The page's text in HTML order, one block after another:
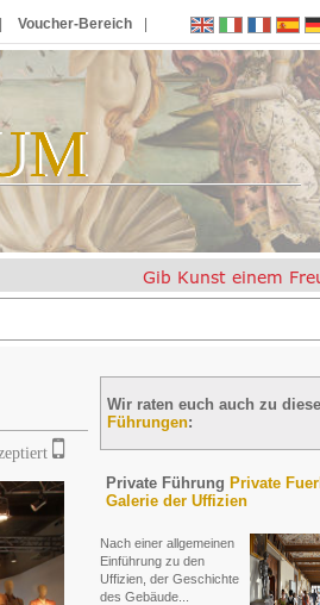
Voucher-Bereich
M
Wir raten euch auch zu
Führungen:
Private Führung Private
Galerie der Uffizien
Nach einer allgemeinen
Einführung zu den
Uffizien, der Geschichte
des Gebäude...